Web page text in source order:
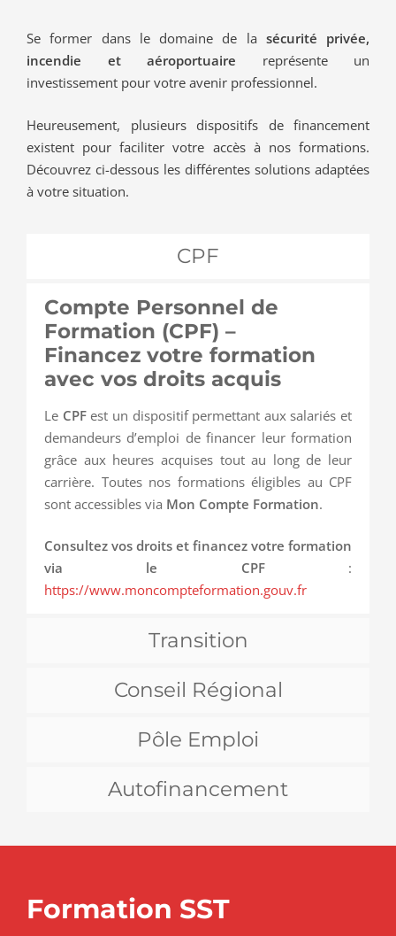
Se former dans le domaine de la sécurité privée,
incendie et aéroportuaire représente un
investissement pour votre avenir professionnel.
Heureusement, plusieurs dispositifs de financement
existent pour faciliter votre accès à nos formations.
Découvrez ci-dessous les différentes solutions adaptées
à votre situation.
CPF
Compte Personnel de
Formation (CPF) –
Financez votre formation
avec vos droits acquis
Le CPFest un dispositif permettant aux salariés et
demandeurs d’emploi de financer leur formation
grâce aux heures acquises tout au long de leur
carrière. Toutes nos formations éligibles au CPF
sont accessibles via Mon Compte Formation.
Consultez vos droits et financez votre formation
via le CPF:
https://www.moncompteformation.gouv.fr
Transition
Conseil Régional
Pôle Emploi
Autofinancement
Formation SST